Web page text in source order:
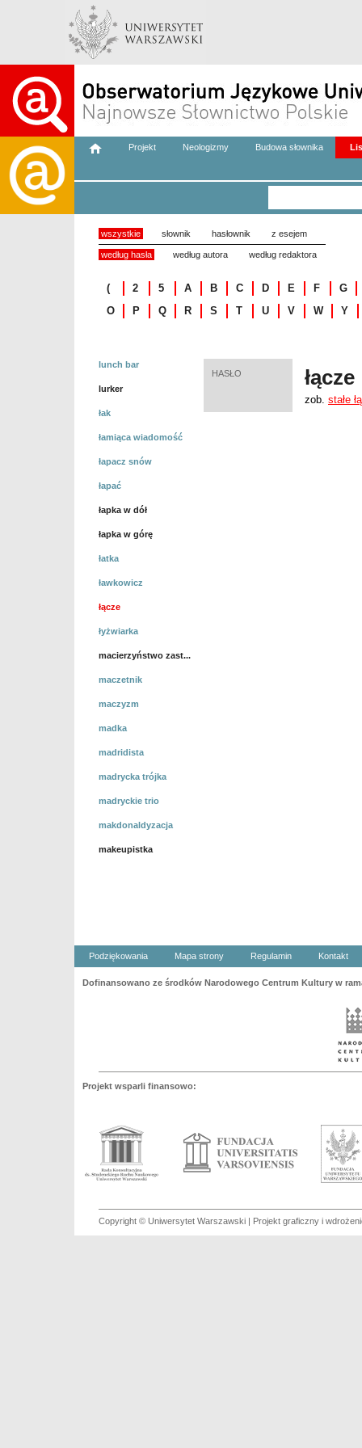
Projekt Neologizmy Budowa słownika
wszystkie słownik hasłownik z esejem
według hasła według autora według redaktora
( 2 5 A B C D E F
G
O
P Q R S T U V W Y
lunch bar
lurker
łak
łamiąca wiadomość
łapacz snów
łapać
łapka w dół
łapka w górę
łatka
ławkowicz
łącze
łyżwiarka
macierzyństwo zast...
maczetnik
maczyzm
madka
madridista
madrycka trójka
madryckie trio
makdonaldyzacja
makeupistka
HASŁO łącze
zob. stałe
Podziękowania Mapa strony Regulamin Kontakt
Dofinansowano ze środków Narodowego Centrum Kultury w
Projekt wsparli finansowo:
Copyright © Uniwersytet Warszawski | Projekt graficzny i